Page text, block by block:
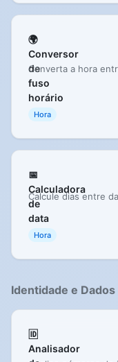
🌍
Conversor
de
fuso
horário
Converta a hora
Hora
📅
Calculadora
de
data
Calcule dias entre
Hora
Identidade e Dados
🆔
Analisador